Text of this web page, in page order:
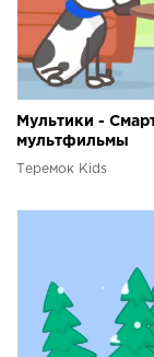
Мультики -
мультфильмы
Теремок Kids